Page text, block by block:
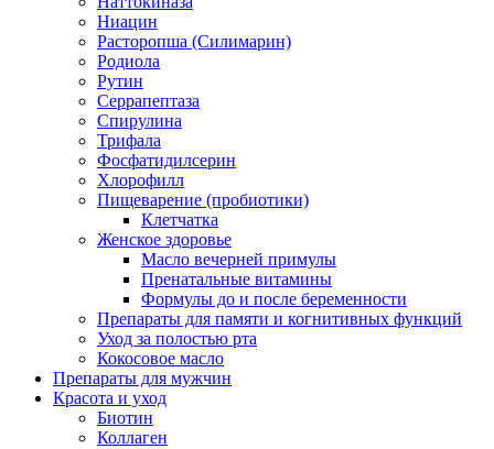
Ниацин
Расторопша (Силимарин)
Родиола
Рутин
Серрапептаза
Спирулина
Трифала
Фосфатидилсерин
Хлорофилл
Пищеварение (пробиотики)
Клетчатка
Женское здоровье
Масло вечерней примулы
Пренатальные витамины
Формулы до и после беременности
Препараты для памяти и когнитивных функций
Уход за полостью рта
Кокосовое масло
Препараты для мужчин
Красота и уход
Биотин
Коллаген